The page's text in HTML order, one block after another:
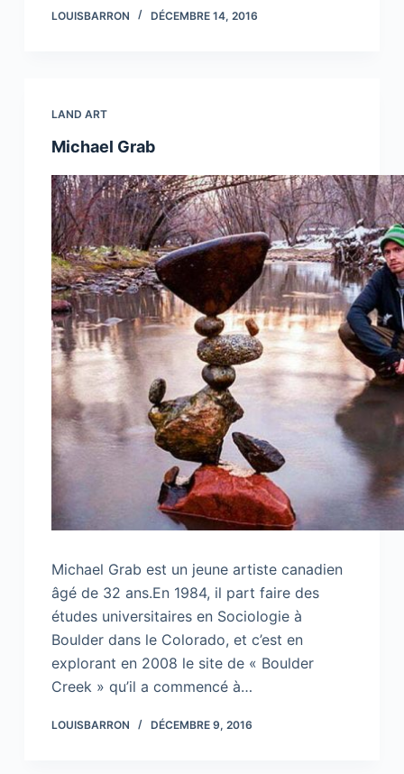
LOUISBARRON DÉCEMBRE 14, 2016
LAND ART
Michael Grab
Michael Grab est un jeune artiste canadien
âgé de 32 ans.En 1984, il part faire des
études universitaires en Sociologie à
Boulder dans le Colorado, et c’est en
explorant en 2008 le site de « Boulder
Creek » qu’il a commencé à…
LOUISBARRON DÉCEMBRE 9, 2016